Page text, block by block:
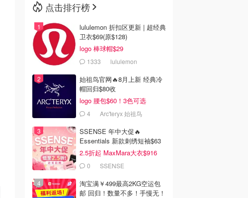
点击排行榜
lululemon 折扣区更新 | 超经典
卫衣$69(原$128)
logo 棒球帽$29
1333 lululemon
始祖鸟官网🔥8月上新 经典冷
帽回归$80收
logo 腰包$60！3色可选
4 Arc'teryx 始祖鸟
SSENSE 年中大促🔥
Essentials 新款刺绣短袖$63
2.5折起 MaxMara大衣$916
(原$2130)
0 SSENSE
淘宝满￥499最高2KG空运包
邮 回归！数量不多！手慢无！